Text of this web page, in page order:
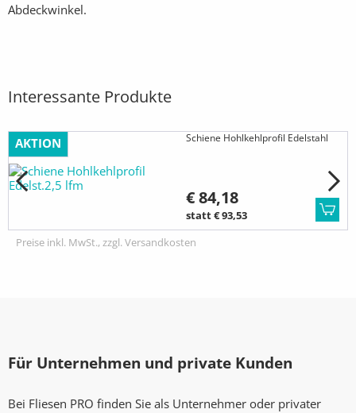
Abdeckwinkel.
Interessante Produkte
AKTION Schiene Hohlkehlprofil Edelstahl
€ 84,18
statt € 93,53
Preise inkl. MwSt., zzgl. Versandkosten
Für Unternehmen und private Kunden
Bei Fliesen PRO finden Sie als Unternehmer oder privater